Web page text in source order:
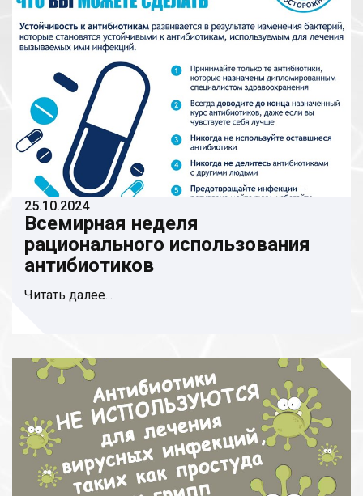
25.10.2024
Всемирная неделя
рационального использования
антибиотиков
Читать далее...